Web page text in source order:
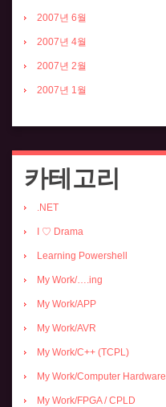
2007년 6월
2007년 4월
2007년 2월
2007년 1월
카테고리
.NET
I ♡ Drama
Learning Powershell
My Work/….ing
My Work/APP
My Work/AVR
My Work/C++ (TCPL)
My Work/Computer Hardware
My Work/FPGA / CPLD